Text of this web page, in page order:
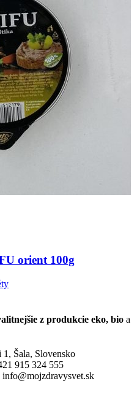
orient 100g
z produkcie eko, bio a
1, Šala, Slovensko
915 324 555
info@mojzdravysvet.sk